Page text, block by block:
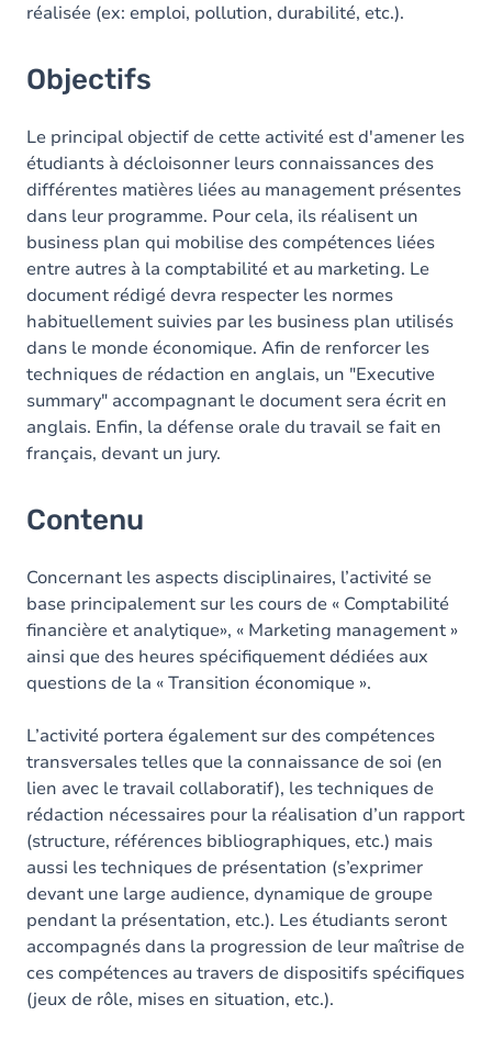
réalisée (ex: emploi, pollution, durabilité, etc.).
Objectifs
Le principal objectif de cette activité est d'amener les
étudiants à décloisonner leurs connaissances des
différentes matières liées au management présentes
dans leur programme. Pour cela, ils réalisent un
business plan qui mobilise des compétences liées
entre autres à la comptabilité et au marketing. Le
document rédigé devra respecter les normes
habituellement suivies par les business plan utilisés
dans le monde économique. Afin de renforcer les
techniques de rédaction en anglais, un "Executive
summary" accompagnant le document sera écrit en
anglais. Enfin, la défense orale du travail se fait en
français, devant un jury.
Contenu
Concernant les aspects disciplinaires, l’activité se
base principalement sur les cours de « Comptabilité
financière et analytique», « Marketing management »
ainsi que des heures spécifiquement dédiées aux
questions de la « Transition économique ».
L’activité portera également sur des compétences
transversales telles que la connaissance de soi (en
lien avec le travail collaboratif), les techniques de
rédaction nécessaires pour la réalisation d’un rapport
(structure, références bibliographiques, etc.) mais
aussi les techniques de présentation (s’exprimer
devant une large audience, dynamique de groupe
pendant la présentation, etc.). Les étudiants seront
accompagnés dans la progression de leur maîtrise de
ces compétences au travers de dispositifs spécifiques
(jeux de rôle, mises en situation, etc.).